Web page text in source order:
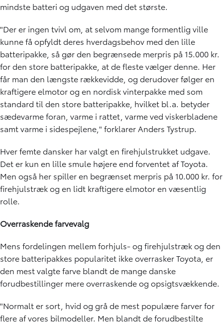
mindste batteri og udgaven med det største.
"Der er ingen tvivl om, at selvom mange formentlig ville
kunne få opfyldt deres hverdagsbehov med den lille
batteripakke, så gør den begrænsede merpris på 15.000 kr.
for den store batteripakke, at de fleste vælger denne. Her
får man den længste rækkevidde, og derudover følger en
kraftigere elmotor og en nordisk vinterpakke med som
standard til den store batteripakke, hvilket bl.a. betyder
sædevarme foran, varme i rattet, varme ved viskerbladene
samt varme i sidespejlene," forklarer Anders Tystrup.
Hver femte dansker har valgt en firehjulstrukket udgave.
Det er kun en lille smule højere end forventet af Toyota.
Men også her spiller en begrænset merpris på 10.000 kr. for
firehjulstræk og en lidt kraftigere elmotor en væsentlig
rolle.
Overraskende farvevalg
Mens fordelingen mellem forhjuls- og firehjulstræk og den
store batteripakkes popularitet ikke overrasker Toyota, er
den mest valgte farve blandt de mange danske
forudbestillinger mere overraskende og opsigtsvækkende.
"Normalt er sort, hvid og grå de mest populære farver for
flere af vores bilmodeller. Men blandt de forudbestilte